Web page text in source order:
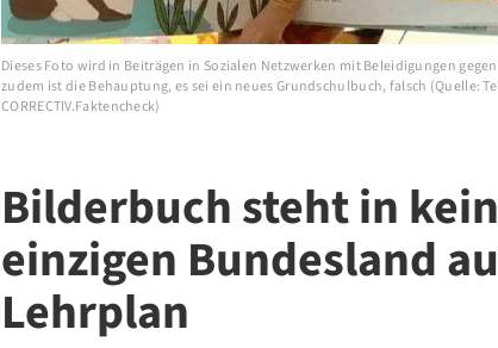
Dieses Foto wird in Beiträgen in Sozialen Netzwerken mit Beleidigungen
zudem ist die Behauptung, es sei ein neues Grundschulbuch, falsch (Quelle:
CORRECTIV.Faktencheck)
Bilderbuch steht in
einzigen Bundesland
Lehrplan